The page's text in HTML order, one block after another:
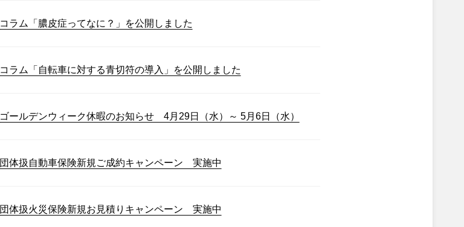
コラム「膿皮症ってなに？」を公開しました
コラム「自転車に対する青切符の導入」を公開しました
ゴールデンウィーク休暇のお知らせ 4月29日（水）～ 5月6日（水）
団体扱自動車保険新規ご成約キャンペーン 実施中
団体扱火災保険新規お見積りキャンペーン 実施中